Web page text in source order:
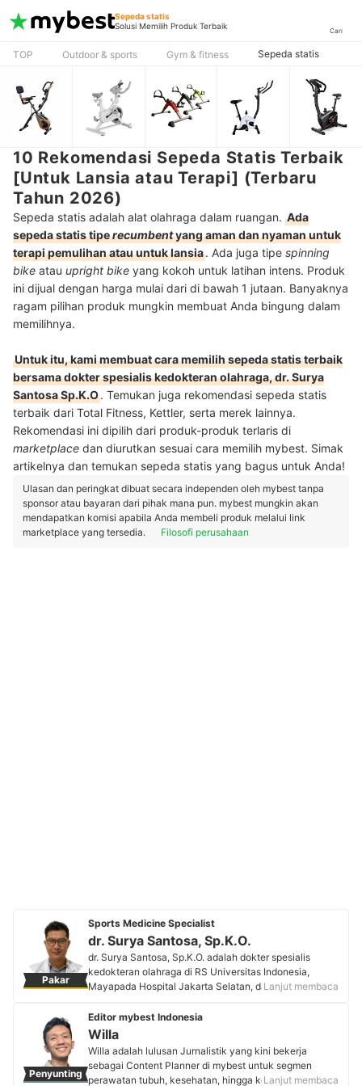
Sepeda statis
Solusi Memilih Produk Terbaik
Cari
TOP Outdoor & sports Gym & fitness Sepeda statis
10 Rekomendasi Sepeda Statis Terbaik
[Untuk Lansia atau Terapi] (Terbaru
Tahun 2026)
Sepeda statis adalah alat olahraga dalam ruangan. Ada
sepeda statis tiperecumbentyang aman dan nyaman untuk
terapi pemulihan atau untuk lansia. Ada juga tipe spinning
bike atau upright bike yang kokoh untuk latihan intens. Produk
ini dijual dengan harga mulai dari di bawah 1 jutaan. Banyaknya
ragam pilihan produk mungkin membuat Anda bingung dalam
memilihnya.
Untuk itu, kami membuat cara memilih sepeda statis terbaik
bersama dokter spesialis kedokteran olahraga, dr. Surya
Santosa Sp.K.O. Temukan juga rekomendasi sepeda statis
terbaik dari Total Fitness, Kettler, serta merek lainnya.
Rekomendasi ini dipilih dari produk-produk terlaris di
marketplace dan diurutkan sesuai cara memilih mybest. Simak
artikelnya dan temukan sepeda statis yang bagus untuk Anda!
Ulasan dan peringkat dibuat secara independen oleh mybest tanpa
sponsor atau bayaran dari pihak mana pun. mybest mungkin akan
mendapatkan komisi apabila Anda membeli produk melalui link
marketplace yang tersedia.
Filosofi perusahaan
Pakar
Sports Medicine Specialist
dr. Surya Santosa, Sp.K.O.
dr. Surya Santosa, Sp.K.O. adalah dokter spesialis
kedokteran olahraga di RS Universitas Indonesia,
Mayapada Hospital Jakarta Selatan, dan Siloam
di bidang Kedokteran Olahraga di FKUI, dr. Surya
meraih gelar Spesialis Kedokteran Olahraga (Sp.K.O.)
pada 2023. Kini, dr. Surya aktif menangani kasus-
kasus cedera olahraga, rehabilitasi, peningkatan
performa atlet, serta pencegahan dan penatalaksanaan
Lanjut membaca
Penyunting
Editor mybest Indonesia
Willa
Willa adalah lulusan Jurnalistik yang kini bekerja
sebagai Content Planner di mybest untuk segmen
perawatan tubuh, kesehatan, hingga kebutuhan sehari-
Lanjut membaca